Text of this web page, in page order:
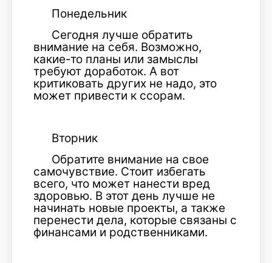
Понедельник
Сегодня лучше обратить
внимание на себя. Возможно,
какие-то планы или замыслы
требуют доработок. А вот
критиковать других не надо, это
может привести к ссорам.
Вторник
Обратите внимание на свое
самочувствие. Стоит избегать
всего, что может нанести вред
здоровью. В этот день лучше не
начинать новые проекты, а также
перенести дела, которые связаны с
финансами и родственниками.